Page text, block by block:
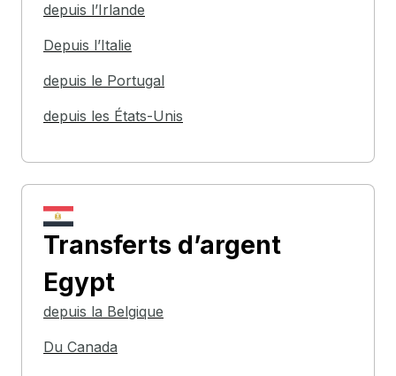
depuis l’Irlande
Depuis l’Italie
depuis le Portugal
depuis les États-Unis
Transferts d’argent
Egypt
depuis la Belgique
Du Canada